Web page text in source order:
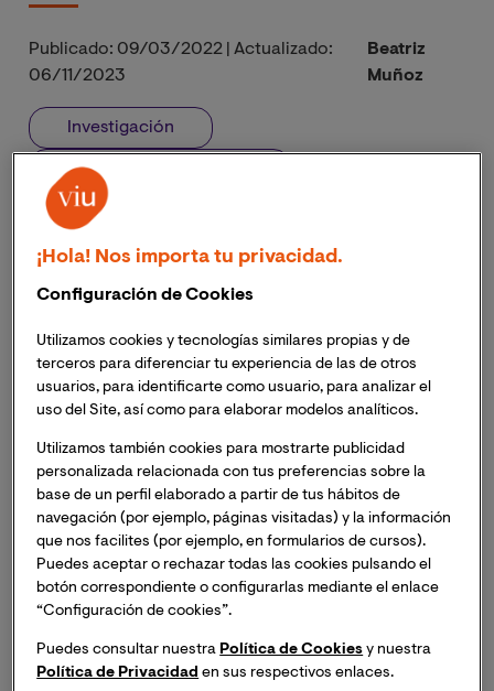
Publicado: 09/03/2022
Actualizado:
06/11/2023
Beatriz
Muñoz
Investigación
Proyecto Investigación
Acoso escolar
Los docentes y futuros docentes de aulas no
una breve encuesta anónima
El proyecto de investigación busca analizar las
percepciones asociadas al acoso escolar
que es fundamental generar conocimiento y
concienciación, y precisamente eso es lo que busca el
grupo de investigación de VIU BE Health Lab , con el
estudio que se encuentra desarrollando. Se trata de un
proyecto de investigación, que, en palabras de la Dra.
Sandra Gómez Martínez, Vicedecana en funciones de
la Facultad de Ciencias de la Salud e investigadora del
percepciones y creencias a las que alude el término
¡Hola! Nos importa tu privacidad.
Configuración de Cookies
Utilizamos cookies y tecnologías similares propias y de
terceros para diferenciar tu experiencia de las de otros
usuarios, para identificarte como usuario, para analizar el
uso del Site, así como para elaborar modelos analíticos.
Utilizamos también cookies para mostrarte publicidad
personalizada relacionada con tus preferencias sobre la
base de un perfil elaborado a partir de tus hábitos de
navegación (por ejemplo, páginas visitadas) y la información
que nos facilites (por ejemplo, en formularios de cursos).
Puedes aceptar o rechazar todas las cookies pulsando el
botón correspondiente o configurarlas mediante el enlace
“Configuración de cookies”.
Puedes consultar nuestra Política de Cookies y nuestra
Política de Privacidad en sus respectivos enlaces.